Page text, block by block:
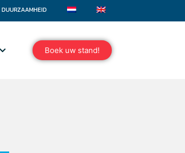
DUURZAAMHEID
Boek uw stand!